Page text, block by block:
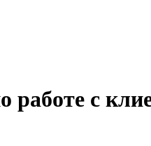
работе с